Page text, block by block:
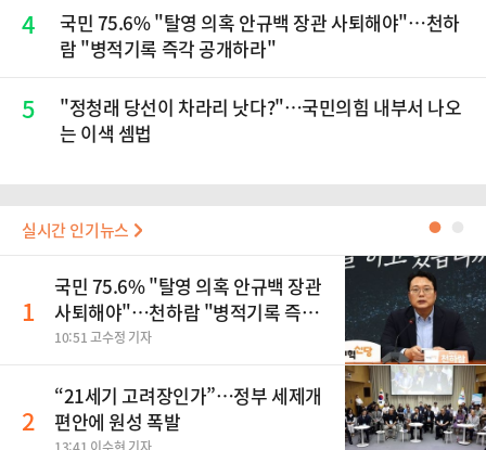
4
국민 75.6% "탈영 의혹 안규백 장관 사퇴해야"…천하
람 "병적기록 즉각 공개하라"
5
​"정청래 당선이 차라리 낫다?"…국민의힘 내부서 나오
는 이색 셈법
실시간 인기뉴스 ●
1
국민 75.6% "탈영 의혹 안규백 장관
사퇴해야"…천하람 "병적기록 즉각
공개하라"
10:51 고수정 기자
2
“21세기 고려장인가”…정부 세제개
편안에 원성 폭발